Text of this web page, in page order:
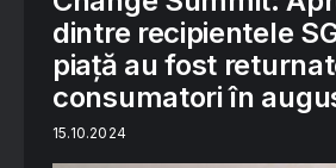
dintre recipientele
piaţă au fost
consumatori în
15.10.2024